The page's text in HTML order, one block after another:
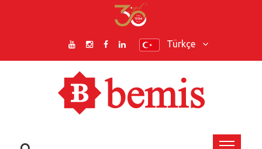
Türkçe